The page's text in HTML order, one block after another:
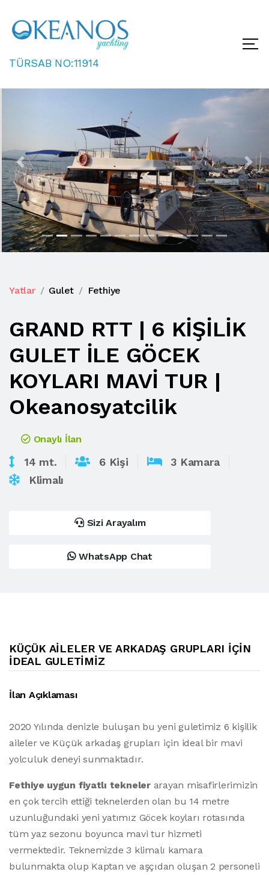
TÜRSAB NO:11914
Previous Next
Yatlar Gulet Fethiye
GRAND RTT | 6 KİŞİLİK
GULET İLE GÖCEK
KOYLARI MAVİ TUR |
Okeanosyatcilik
Onaylı İlan
14 mt. 6 Kişi
3 Kamara
Klimalı
Sizi Arayalım
WhatsApp Chat
KÜÇÜK AILELER VE ARKADAŞ GRUPLARI IÇIN
IDEAL GULETIMIZ
İlan Açıklaması
2020 Yılında denizle buluşan bu yeni guletimiz 6 kişilik
aileler ve Küçük arkadaş grupları için ideal bir mavi
yolculuk deneyi sunmaktadır.
Fethiye uygun fiyatlı teknelerarayan misafirlerimizin
en çok tercih ettiği teknelerden olan bu 14 metre
uzunluğundaki yeni yatımız Göcek koyları rotasında
tüm yaz sezonu boyunca mavi tur hizmeti
vermektedir. Teknemizde 3 klimalı kamara
bulunmakta olup Kaptan ve aşçıdan oluşan 2 personeli